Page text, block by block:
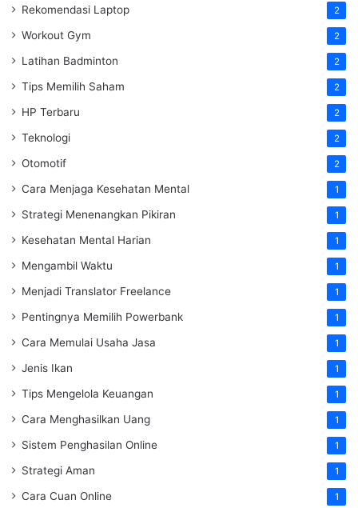
Rekomendasi Laptop 2
Workout Gym 2
Latihan Badminton 2
Tips Memilih Saham 2
HP Terbaru 2
Teknologi 2
Otomotif 2
Cara Menjaga Kesehatan Mental 1
Strategi Menenangkan Pikiran 1
Kesehatan Mental Harian 1
Mengambil Waktu 1
Menjadi Translator Freelance 1
Pentingnya Memilih Powerbank 1
Cara Memulai Usaha Jasa 1
Jenis Ikan 1
Tips Mengelola Keuangan 1
Cara Menghasilkan Uang 1
Sistem Penghasilan Online 1
Strategi Aman 1
Cara Cuan Online 1